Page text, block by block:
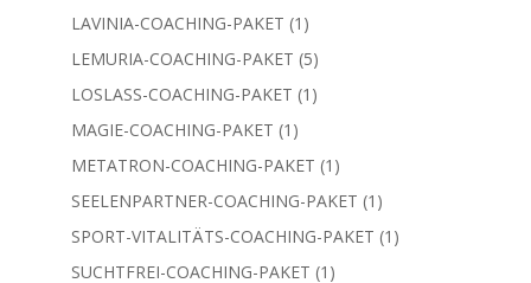
Produkt
LAVINIA-COACHING-PAKET 1 1
Produkt
LEMURIA-COACHING-PAKET 55
Produkte
LOSLASS-COACHING-PAKET 1 1
MAGIE-COACHING-PAKET 1 1
Produkt
METATRON-COACHING-PAKET 1 1
Produkt
SEELENPARTNER-COACHING-PAKET 1 1
Produkt
SPORT-VITALITÄTS-COACHING-PAKET 1 1
SUCHTFREI-COACHING-PAKET 1 1